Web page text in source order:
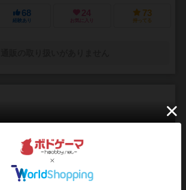
68
経験あり
24
お気に入り
73
持ってる
Bloodborne: The Card Game